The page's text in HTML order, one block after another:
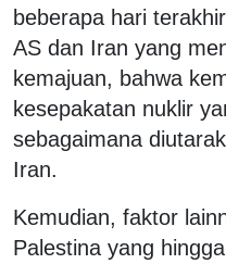
beberapa hari
AS dan Iran yang
kemajuan, bahwa
kesepakatan nuklir
sebagaimana
Iran.
Kemudian, faktor
Palestina yang